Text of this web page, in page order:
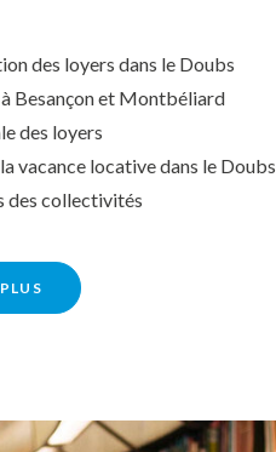
des loyers dans le Doubs
Besançon et Montbéliard
des loyers
vacance locative dans le Doubs
des collectivités